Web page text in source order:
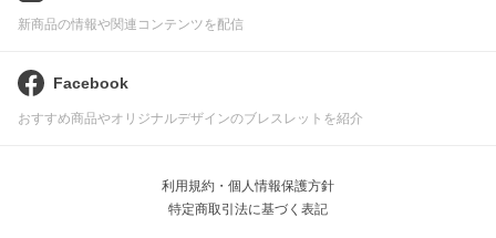
新商品の情報や関連コンテンツを配信
Facebook
おすすめ商品やオリジナルデザインのブレスレットを紹介
利用規約・個人情報保護方針
特定商取引法に基づく表記